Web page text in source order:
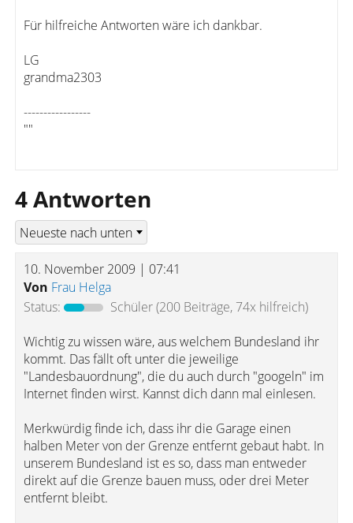
Für hilfreiche Antworten wäre ich dankbar.
LG
grandma2303
-----------------
""
4 Antworten
10. November 2009 | 07:41
Von Frau Helga
Status:
Schüler(200 Beiträge, 74x hilfreich)
Wichtig zu wissen wäre, aus welchem Bundesland ihr
kommt. Das fällt oft unter die jeweilige
"Landesbauordnung", die du auch durch "googeln" im
Internet finden wirst. Kannst dich dann mal einlesen.
Merkwürdig finde ich, dass ihr die Garage einen
halben Meter von der Grenze entfernt gebaut habt. In
unserem Bundesland ist es so, dass man entweder
direkt auf die Grenze bauen muss, oder drei Meter
entfernt bleibt.